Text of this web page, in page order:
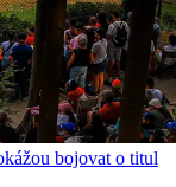
bojovat o titul